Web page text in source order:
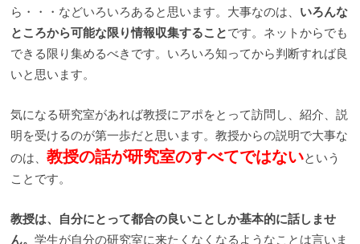
ら・・・などいろいろあると思います。大事なのは、 いろんな
ところから可能な限り情報収集することです。ネットからでも
できる限り集めるべきです。いろいろ知ってから判断すれば良
いと思います。
気になる研究室があれば教授にアポをとって訪問し、紹介、説
明を受けるのが第一歩だと思います。教授からの説明で大事な
のは、教授の話が研究室のすべてではないという
ことです。
教授は、自分にとって都合の良いことしか基本的に話しませ
ん。学生が自分の研究室に来たくなくなるようなことは言いま